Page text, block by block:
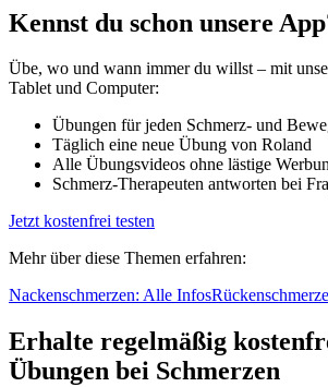
Kennst du schon unsere
Übe, wo und wann immer du willst – mit
Tablet und Computer:
Übungen für jeden Schmerz- und
Täglich eine neue Übung von Roland
Alle Übungsvideos ohne lästige
Schmerz-Therapeuten antworten bei
Jetzt kostenfrei testen
Mehr über diese Themen erfahren:
Nackenschmerzen: Alle Infos
Erhalte regelmäßig
Übungen bei Schmerzen